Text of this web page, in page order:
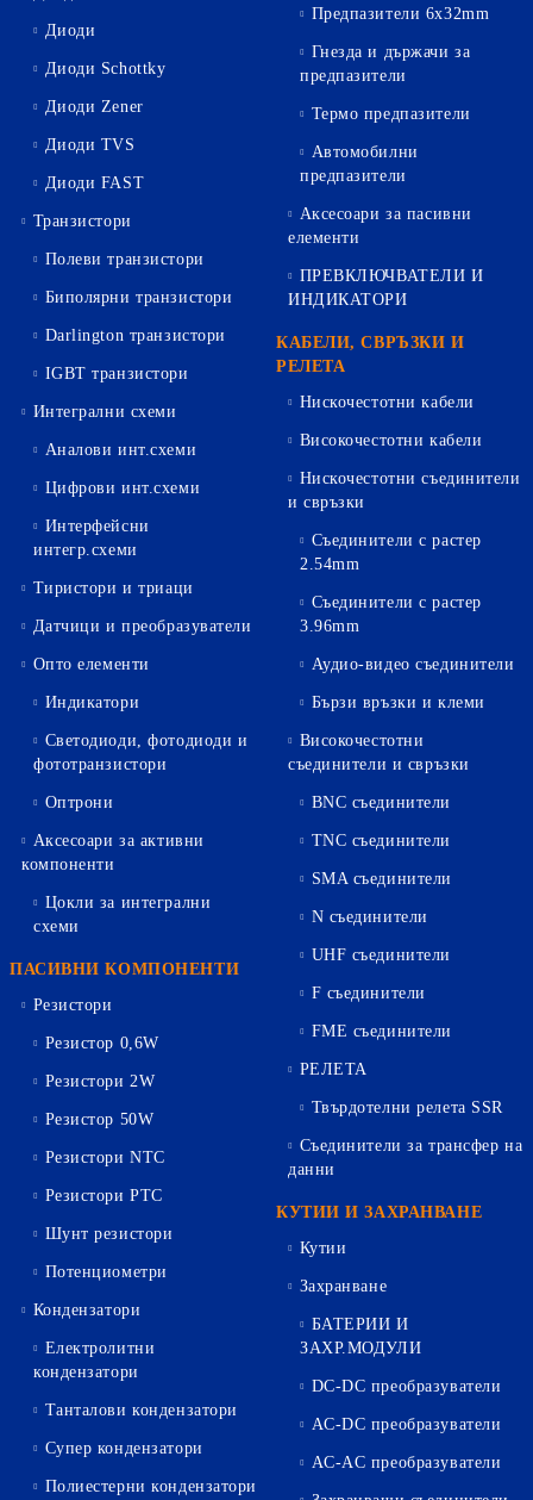
Диоди
Диоди Schottky
Диоди Zener
Диоди TVS
Диоди FAST
Транзистори
Полеви транзистори
Биполярни транзистори
Darlington транзистори
IGBT транзистори
Интегрални схеми
Аналови инт.схеми
Цифрови инт.схеми
Интерфейсни
интегр.схеми
Тиристори и триаци
Датчици и преобразуватели
Опто елементи
Индикатори
Светодиоди, фотодиоди и
фототранзистори
Оптрони
Аксесоари за активни
компоненти
Цокли за интегрални
схеми
ПАСИВНИ КОМПОНЕНТИ
Резистори
Резистор 0,6W
Резистори 2W
Резистор 50W
Резистори NTC
Резистори PTC
Шунт резистори
Потенциометри
Кондензатори
Електролитни
кондензатори
Танталови кондензатори
Супер кондензатори
Полиестерни кондензатори
Предпазители 6х32mm
Гнезда и държачи за
предпазители
Термо предпазители
Автомобилни
предпазители
Аксесоари за пасивни
елементи
ПРЕВКЛЮЧВАТЕЛИ И
ИНДИКАТОРИ
КАБЕЛИ, СВРЪЗКИ И
РЕЛЕТА
Нискочестотни кабели
Високочестотни кабели
Нискочестотни съединители
и свръзки
Съединители с растер
2.54mm
Съединители с растер
3.96mm
Аудио-видео съединители
Бързи връзки и клеми
Високочестотни
съединители и свръзки
BNC съединители
TNC съединители
SMA съединители
N съединители
UHF съединители
F съединители
FME съединители
РЕЛЕТА
Твърдотелни релета SSR
Съединители за трансфер на
данни
КУТИИ И ЗАХРАНВАНЕ
Кутии
Захранване
БАТЕРИИ И
ЗАХР.МОДУЛИ
DC-DC преобразуватели
AC-DC преобразуватели
AC-AC преобразуватели